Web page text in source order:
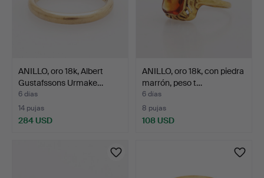
ANILLO, oro 18k, Albert
Gustafssons Urmake…
6 días
14 pujas
284 USD
ANILLO, oro 18k, con piedra
marrón, peso t…
6 días
8 pujas
108 USD